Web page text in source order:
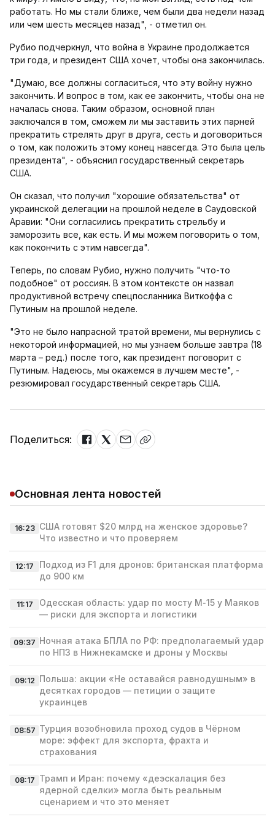
работать. Но мы стали ближе, чем были два недели назад
или чем шесть месяцев назад", - отметил он.
Рубио подчеркнул, что война в Украине продолжается
три года, и президент США хочет, чтобы она закончилась.
"Думаю, все должны согласиться, что эту войну нужно
закончить. И вопрос в том, как ее закончить, чтобы она не
началась снова. Таким образом, основной план
заключался в том, сможем ли мы заставить этих парней
прекратить стрелять друг в друга, сесть и договориться
о том, как положить этому конец навсегда. Это была цель
президента", - объяснил государственный секретарь
США.
Он сказал, что получил "хорошие обязательства" от
украинской делегации на прошлой неделе в Саудовской
Аравии: "Они согласились прекратить стрельбу и
заморозить все, как есть. И мы можем поговорить о том,
как покончить с этим навсегда".
Теперь, по словам Рубио, нужно получить "что-то
подобное" от россиян. В этом контексте он назвал
продуктивной встречу спецпосланника Виткоффа с
Путиным на прошлой неделе.
"Это не было напрасной тратой времени, мы вернулись с
некоторой информацией, но мы узнаем больше завтра (18
марта – ред.) после того, как президент поговорит с
Путиным. Надеюсь, мы окажемся в лучшем месте", -
резюмировал государственный секретарь США.
Поделиться:
Основная лента новостей
16:23 США готовят $20 млрд на женское здоровье?
Что известно и что проверяем
12:17
Подход из F1 для дронов: британская платформа
до 900 км
11:17
Одесская область: удар по мосту М‑15 у Маяков
— риски для экспорта и логистики
09:37 Ночная атака БПЛА по РФ: предполагаемый удар
по НПЗ в Нижнекамске и дроны у Москвы
09:12 Польша: акции «Не оставайся равнодушным» в
десятках городов — петиции о защите
украинцев
08:57 Турция возобновила проход судов в Чёрном
море: эффект для экспорта, фрахта и
страхования
08:17 Трамп и Иран: почему «деэскалация без
ядерной сделки» могла быть реальным
сценарием и что это меняет